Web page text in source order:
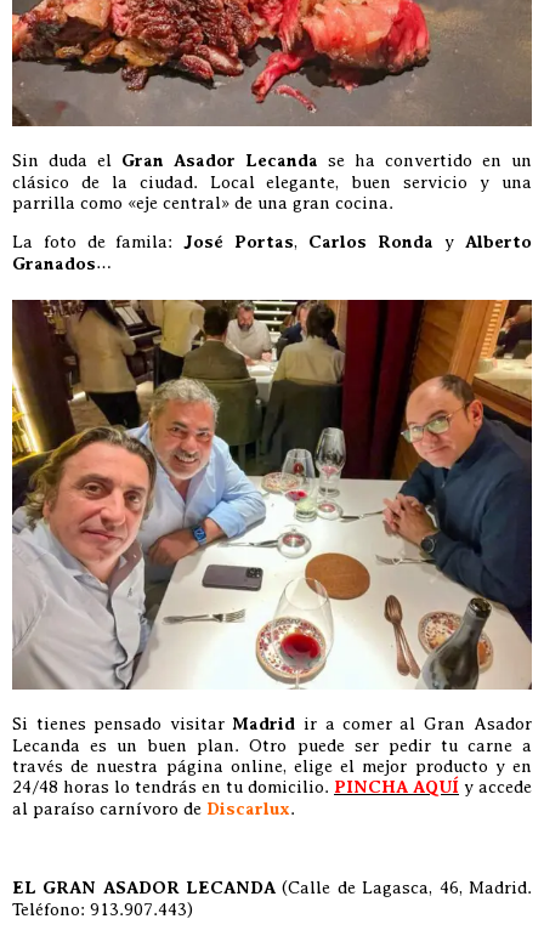
Sin duda el Gran Asador Lecanda se ha convertido en un
clásico de la ciudad. Local elegante, buen servicio y una
parrilla como «eje central» de una gran cocina.
La foto de famila: José Portas, Carlos Ronda y Alberto
Granados…
Si tienes pensado visitar Madrid ir a comer al Gran Asador
Lecanda es un buen plan. Otro puede ser pedir tu carne a
través de nuestra página online, elige el mejor producto y en
24/48 horas lo tendrás en tu domicilio. PINCHA AQUÍ y accede
al paraíso carnívoro de Discarlux.
EL GRAN ASADOR LECANDA (Calle de Lagasca, 46, Madrid.
Teléfono: 913.907.443)